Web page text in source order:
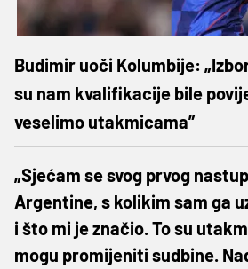
Budimir uoči Kolumbije:
su nam kvalifikacije bile
veselimo utakmicama”
„Sjećam se svog prvog
Argentine, s kolikim sam ga
i što mi je značio. To su
mogu promijeniti sudbine.